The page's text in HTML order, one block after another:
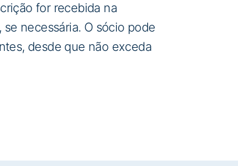
for recebida na
necessária. O sócio pode
desde que não exceda